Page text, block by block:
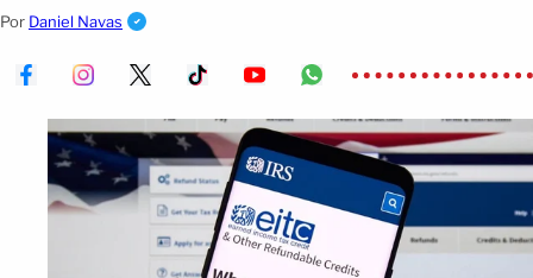
devolución.
Por Daniel Navas